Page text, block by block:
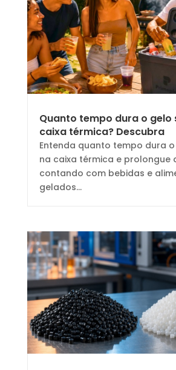
Quanto tempo dura o gelo
caixa térmica? Descubra
Entenda quanto tempo dura
na caixa térmica e prolongue
contando com bebidas e
gelados...